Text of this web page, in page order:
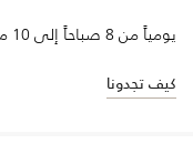
يومياً من 8 صباحاً إلى 10 مساءً
كيف تجدونا